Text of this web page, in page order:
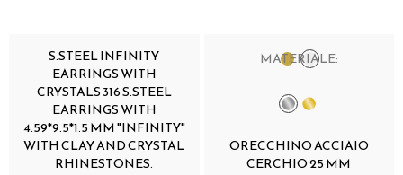
S.STEEL INFINITY
EARRINGS WITH
CRYSTALS 316 S.STEEL
EARRINGS WITH
4.59*9.5*1.5 MM "INFINITY"
WITH CLAY AND CRYSTAL
RHINESTONES.
MATERIALE:
ORECCHINO ACCIAIO
CERCHIO 25 MM